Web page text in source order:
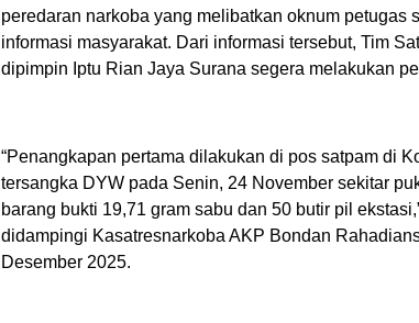
peredaran narkoba yang melibatkan oknum petugas
informasi masyarakat. Dari informasi tersebut, Tim
dipimpin Iptu Rian Jaya Surana segera melakukan
“Penangkapan pertama dilakukan di pos satpam di
tersangka DYW pada Senin, 24 November sekitar
barang bukti 19,71 gram sabu dan 50 butir pil
didampingi Kasatresnarkoba AKP Bondan
Desember 2025.